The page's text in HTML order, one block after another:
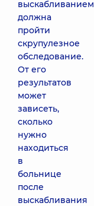
выскабливанием
должна
пройти
скрупулезное
обследование.
От его
результатов
может
зависеть,
сколько
нужно
находиться
в
больнице
после
выскабливания